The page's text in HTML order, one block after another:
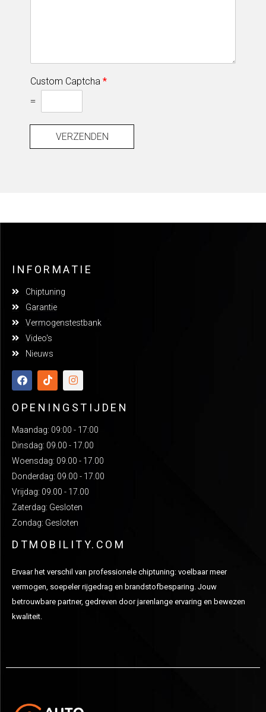
Custom Captcha *
=
VERZENDEN
INFORMATIE
Chiptuning
Garantie
Vermogenstestbank
Video's
Nieuws
OPENINGSTIJDEN
Maandag: 09:00 - 17:00
Dinsdag: 09.00 - 17.00
Woensdag: 09.00 - 17.00
Donderdag: 09.00 - 17.00
Vrijdag: 09.00 - 17.00
Zaterdag: Gesloten
Zondag: Gesloten
DTMOBILITY.COM
Ervaar het verschil van professionele chiptuning: voelbaar meer
vermogen, soepeler rijgedrag en brandstofbesparing. Jouw
betrouwbare partner, gedreven door jarenlange ervaring en bewezen
kwaliteit.